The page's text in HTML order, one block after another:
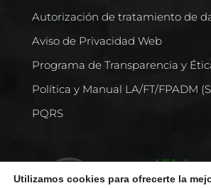
Autorización de tratamiento de
Aviso de Privacidad Web
Programa de Transparencia y
Política y Manual LA/FT/FPADM
PQRS
Utilizamos cookies para ofrecerte la